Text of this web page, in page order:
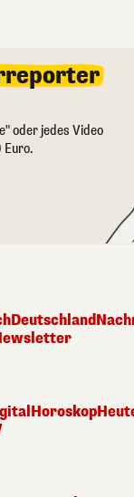
oder jedes Video
Euro.
Deutschland
Horoskop